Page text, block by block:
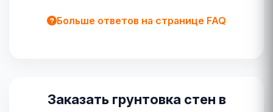
Больше ответов на странице FAQ
Заказать грунтовка стен в